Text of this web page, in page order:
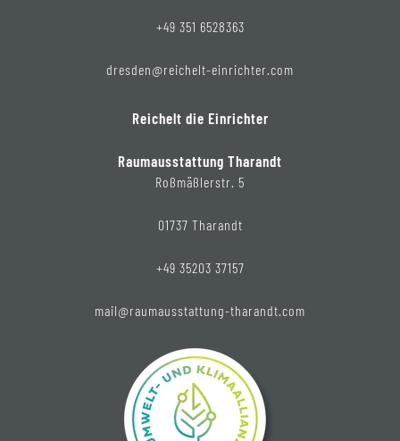
+49 351 6528363
dresden@reichelt-einrichter.com
Reichelt die Einrichter
Raumausstattung Tharandt
Roßmäßlerstr. 5
01737 Tharandt
+49 35203 37157
mail@raumausstattung-tharandt.com